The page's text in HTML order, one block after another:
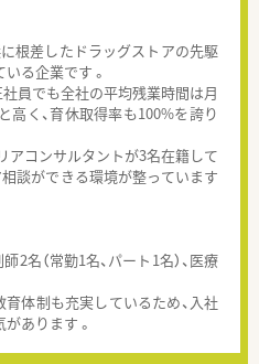
根差したドラッグストアの先駆
る企業です 。
員でも全社の平均残業時間は月
高く、育休取得率も100%を誇り
コンサルタントが3名在籍して
談ができる環境が整っています
名（常勤1名、パート1名）、医療
体制も充実しているため、入社
あります 。